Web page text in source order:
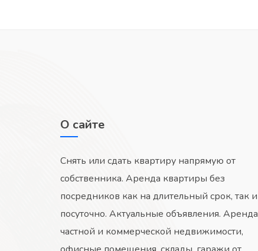
О сайте
Снять или сдать квартиру напрямую от
собственника. Аренда квартиры без
посредников как на длительный срок, так и
посуточно. Актуальные объявления. Аренда
частной и коммерческой недвижимости,